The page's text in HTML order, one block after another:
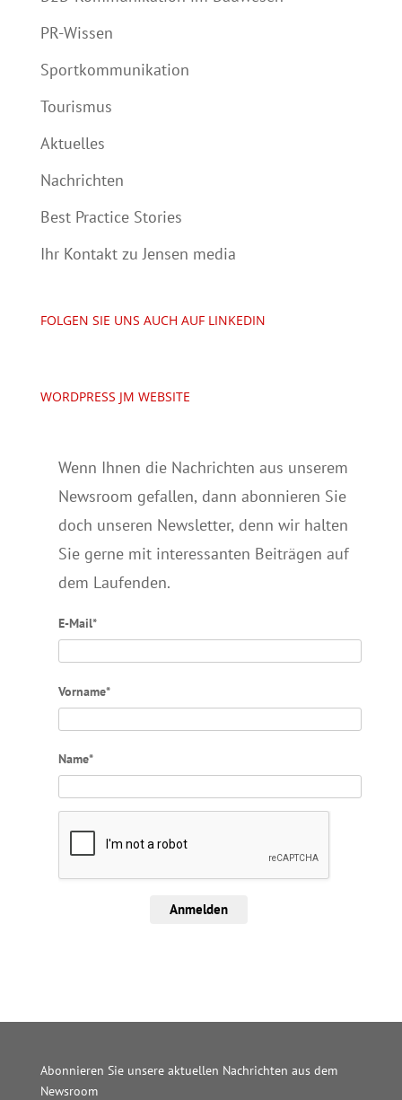
PR-Wissen
Sportkommunikation
Tourismus
Aktuelles
Nachrichten
Best Practice Stories
Ihr Kontakt zu Jensen media
FOLGEN SIE UNS AUCH AUF LINKEDIN
WORDPRESS JM WEBSITE
Wenn Ihnen die Nachrichten aus unserem
Newsroom gefallen, dann abonnieren Sie
doch unseren Newsletter, denn wir halten
Sie gerne mit interessanten Beiträgen auf
dem Laufenden.
E-Mail*
Vorname*
Name*
Anmelden
Abonnieren Sie unsere aktuellen Nachrichten aus dem
Newsroom